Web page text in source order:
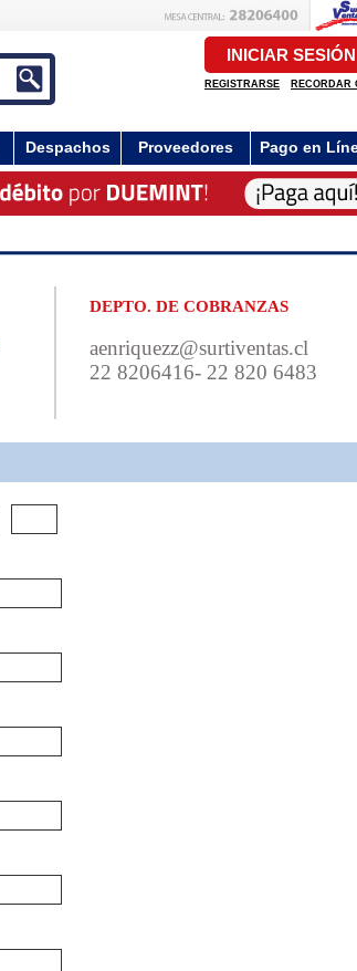
INICIAR SESIÓN
REGISTRARSE RECORDAR
Despachos Proveedores Pago en
DEPTO. DE COBRANZAS
aenriquezz@surtiventas.cl
22 8206416- 22 820 6483